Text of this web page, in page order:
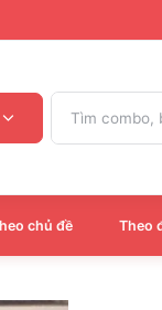
Tìm
kiếm:
chủ đề Theo